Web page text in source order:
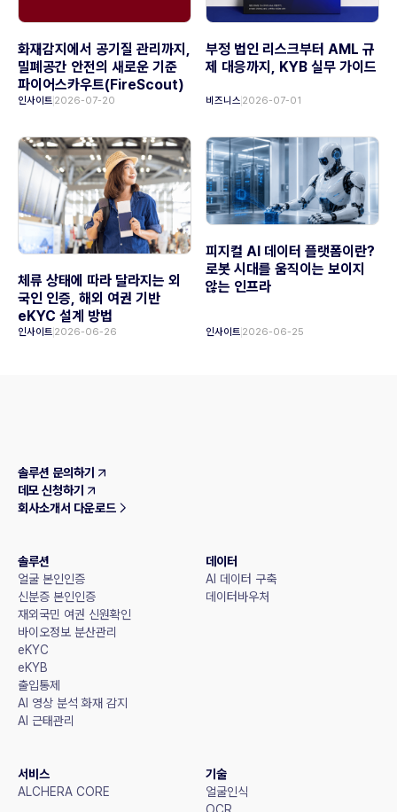
화재감지에서 공기질 관리까지,
밀폐공간 안전의 새로운 기준
파이어스카우트(FireScout)
인사이트 2026-07-20
부정 법인 리스크부터 AML 규
제 대응까지, KYB 실무 가이드
비즈니스 2026-07-01
체류 상태에 따라 달라지는 외
국인 인증, 해외 여권 기반
eKYC 설계 방법
인사이트 2026-06-26
피지컬 AI 데이터 플랫폼이란?
로봇 시대를 움직이는 보이지
않는 인프라
인사이트 2026-06-25
솔루션 문의하기
데모 신청하기
회사소개서 다운로드
솔루션
얼굴 본인인증
신분증 본인인증
재외국민 여권 신원확인
바이오정보 분산관리
eKYC
eKYB
출입통제
AI 영상 분석 화재 감지
AI 근태관리
데이터
AI 데이터 구축
데이터바우처
서비스
ALCHERA CORE
기술
얼굴인식